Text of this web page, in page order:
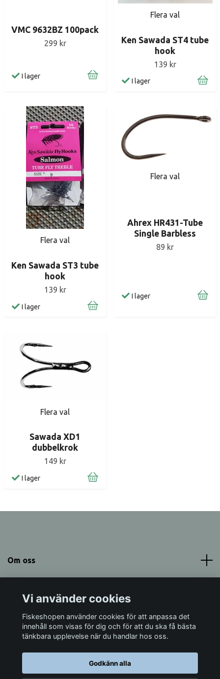
VMC 9632BZ 100pack
299 kr
I lager
Flera val
Ken Sawada ST4 tube
hook
139 kr
I lager
Flera val
Ken Sawada ST3 tube
hook
139 kr
I lager
Flera val
Ahrex HR431-Tube
Single Barbless
89 kr
I lager
Flera val
Sawada XD1
dubbelkrok
149 kr
I lager
Om oss
Sociala medier
Vi använder cookies
Fiskeshopen använder cookies för att anpassa det
innehåll som visas för dig och för att du ska få bästa
tänkbara upplevelse när du handlar hos oss.
Godkänn alla